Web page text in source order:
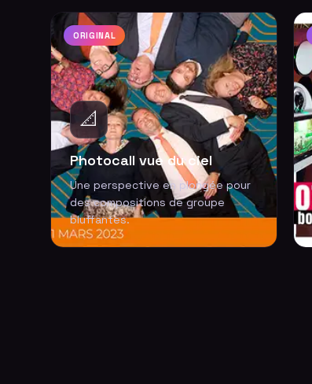
ORIGINAL
📐
Photocall vue du ciel
Une perspective en plongée pour
des compositions de groupe
bluffantes.